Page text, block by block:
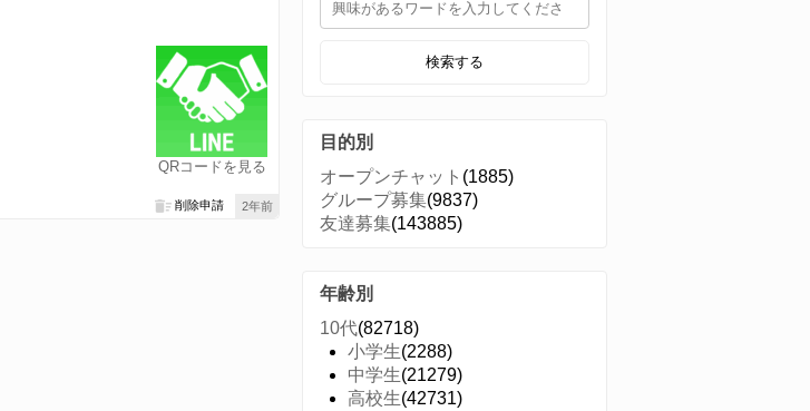
QRコードを見る
2年前
削除申請
検索する
目的別
オープンチャット (1885)
グループ募集(9837)
友達募集(143885)
年齢別
10代(82718)
小学生(2288)
中学生(21279)
高校生(42731)